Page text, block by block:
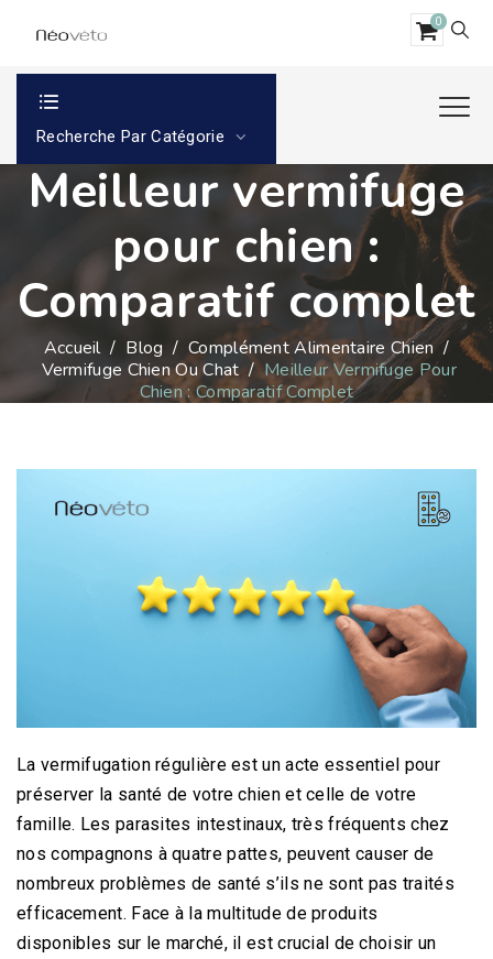
0
Recherche Par Catégorie
Meilleur vermifuge
pour chien :
Comparatif complet
Accueil/ Blog / Complément Alimentaire Chien/
Vermifuge Chien Ou Chat /Meilleur Vermifuge Pour
Chien : Comparatif Complet
La vermifugation régulière est un acte essentiel pour
préserver la santé de votre chien et celle de votre
famille. Les parasites intestinaux, très fréquents chez
nos compagnons à quatre pattes, peuvent causer de
nombreux problèmes de santé s’ils ne sont pas traités
efficacement. Face à la multitude de produits
disponibles sur le marché, il est crucial de choisir un